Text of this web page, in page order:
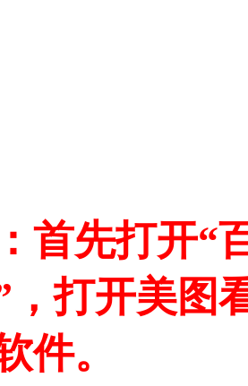
首先打开“
，打开美图
件。